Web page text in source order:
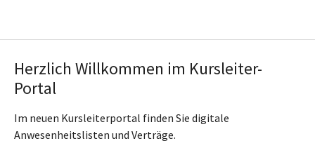
Herzlich Willkommen im Kursleiter-
Portal
Im neuen Kursleiterportal finden Sie digitale
Anwesenheitslisten und Verträge.